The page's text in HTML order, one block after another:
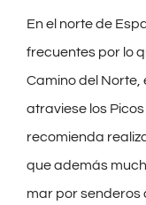
En el norte de
frecuentes por lo
Camino del
atraviese los
recomienda
que además
mar por senderos